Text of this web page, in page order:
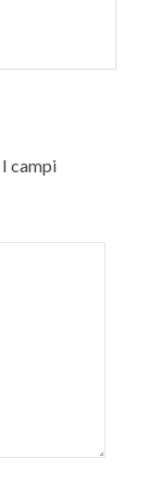
I campi